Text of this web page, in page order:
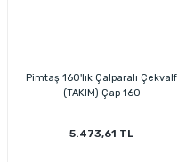
Pimtaş 160'lık Çalparalı Çekvalf
(TAKIM) Çap 160
5.473,61 TL